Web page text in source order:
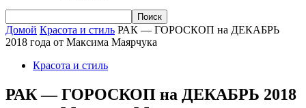
Домой Красота и стиль РАК — ГОРОСКОП на ДЕКАБРЬ
2018 года от Максима Маярчука
Красота и стиль
РАК — ГОРОСКОП на ДЕКАБРЬ 2018